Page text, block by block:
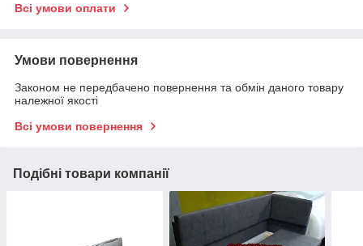
Всі умови оплати
Умови повернення
Законом не передбачено повернення та обмін даного товару
належної якості
Всі умови повернення
Подібні товари компанії